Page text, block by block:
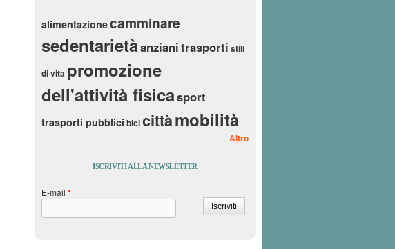
alimentazionecamminare
sedentarietàanzianitrasporti stili
di vita promozione
dell'attività fisicasport
trasporti pubblici bicicittàmobilità
Altro
ISCRIVITI ALLA NEWSLETTER
E-mail *